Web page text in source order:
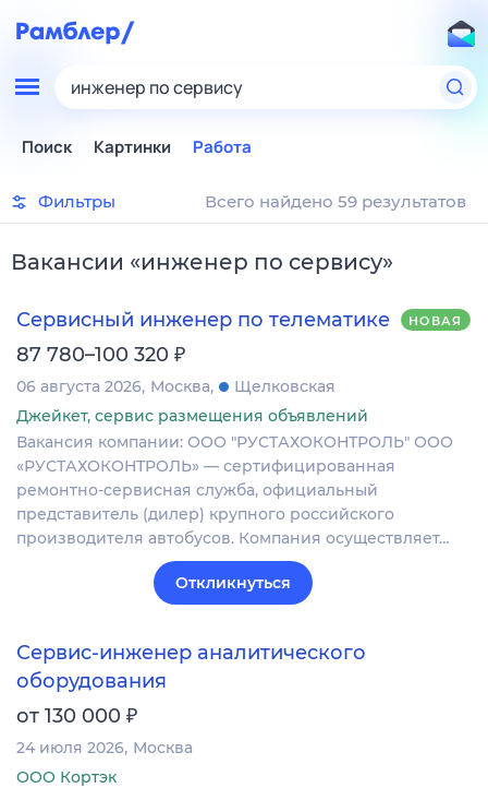
инженер по сервису
Поиск Картинки Работа
Фильтры Всего найдено 59 результатов
Вакансии «инженер по сервису»
Сервисный инженер по телематике НОВАЯ
87 780–100 320 ₽
06 августа 2026 Москва
Щелковская
Джейкет, сервис размещения объявлений
Вакансия компании: ООО "РУСТАХОКОНТРОЛЬ" ООО
«РУСТАХОКОНТРОЛЬ» — сертифицированная
ремонтно-сервисная служба, официальный
представитель (дилер) крупного российского
производителя автобусов. Компания осуществляет…
Откликнуться
Сервис-инженер аналитического
оборудования
от 130 000 ₽
24 июля 2026 Москва
ООО Кортэк